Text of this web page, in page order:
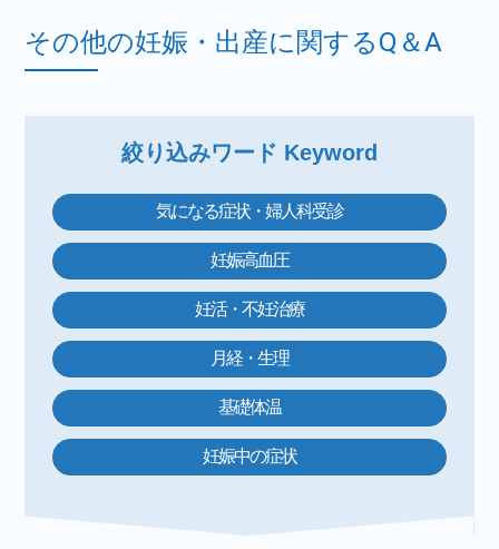
その他の妊娠・出産に関するQ＆A
絞り込みワード Keyword
気になる症状・婦人科受診
妊娠高血圧
妊活・不妊治療
月経・生理
基礎体温
妊娠中の症状